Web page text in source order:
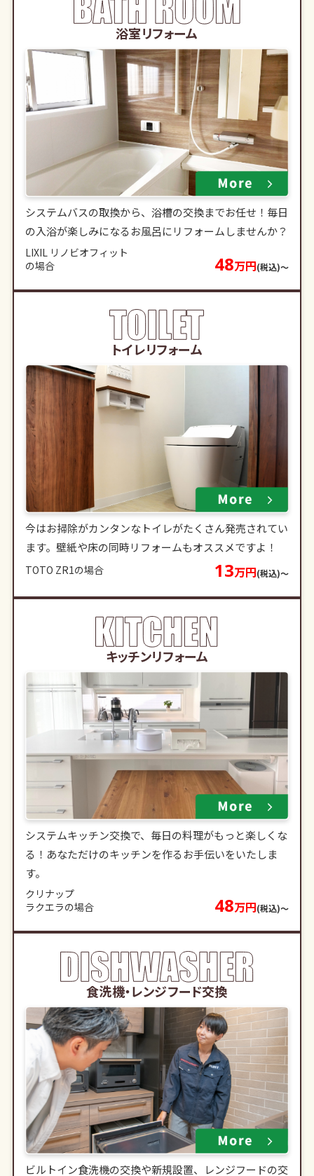
浴室リフォーム
システムバスの取換から、浴槽の交換までお任せ！毎日
の入浴が楽しみになるお風呂にリフォームしませんか？
LIXIL リノビオフィット
の場合
48万円(税込)〜
トイレリフォーム
今はお掃除がカンタンなトイレがたくさん発売されてい
ます。壁紙や床の同時リフォームもオススメですよ！
TOTO ZR1の場合 13万円(税込)〜
キッチンリフォーム
システムキッチン交換で、毎日の料理がもっと楽しくな
る！あなただけのキッチンを作るお手伝いをいたしま
す。
クリナップ
ラクエラの場合
48万円(税込)〜
食洗機・レンジフード交換
ビルトイン食洗機の交換や新規設置、レンジフードの交